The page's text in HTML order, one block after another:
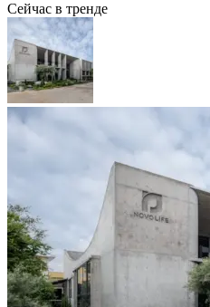
Сейчас в тренде